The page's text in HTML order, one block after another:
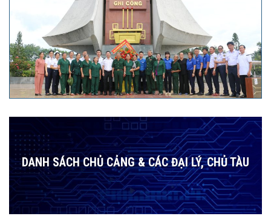
DANH SÁCH CHỦ CẢNG & CÁC ĐẠI LÝ, CHỦ TÀU